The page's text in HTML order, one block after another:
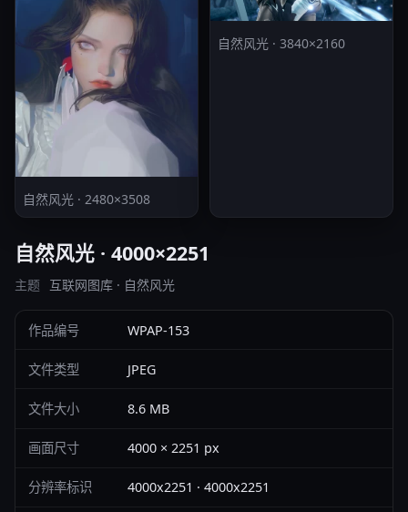
自然风光 · 2480×3508
自然风光 · 3840×2160
自然风光 · 4000×2251
主题 互联网图库 · 自然风光
作品编号 WPAP-153
文件类型 JPEG
文件大小 8.6 MB
画面尺寸 4000 × 2251 px
分辨率标识 4000x2251 · 4000x2251